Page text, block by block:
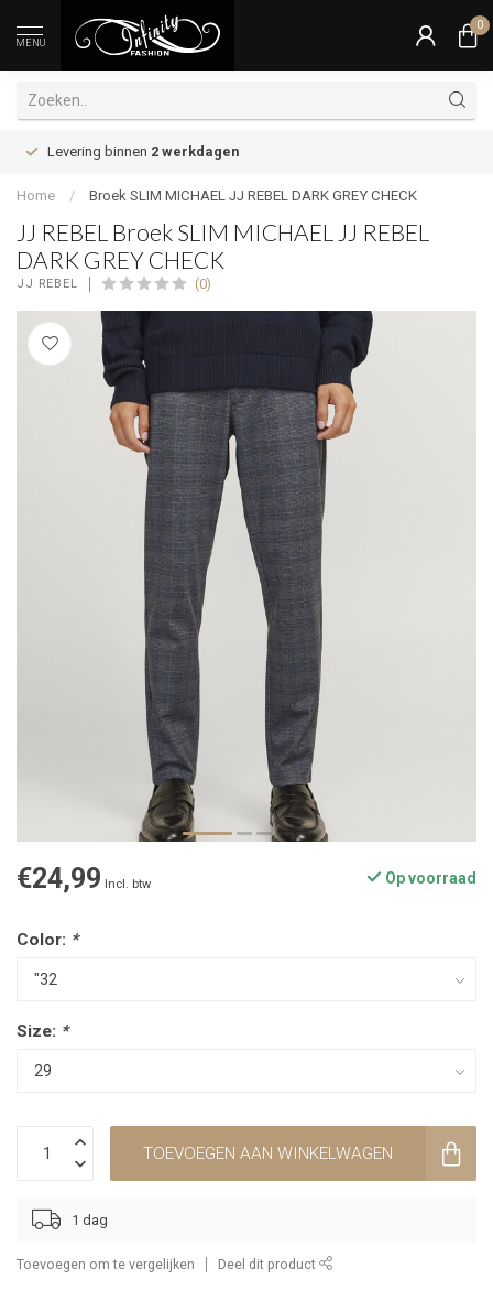
MENU
0
Levering binnen 2 werkdagen
Home / Broek SLIM MICHAEL JJ REBEL DARK GREY CHECK
JJ REBEL Broek SLIM MICHAEL JJ REBEL
DARK GREY CHECK
JJ REBEL (0)
€24,99 Incl. btw Op voorraad
Color: *
Size: *
TOEVOEGEN AAN WINKELWAGEN
1 dag
Toevoegen om te vergelijken Deel dit product